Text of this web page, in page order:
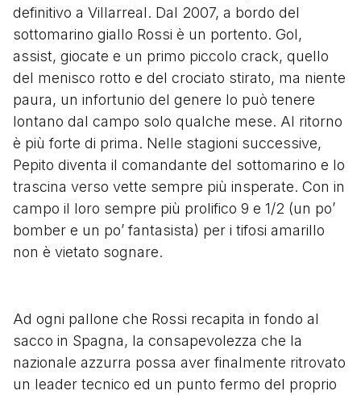
definitivo a Villarreal. Dal 2007, a bordo del
sottomarino giallo Rossi è un portento. Gol,
assist, giocate e un primo piccolo crack, quello
del menisco rotto e del crociato stirato, ma niente
paura, un infortunio del genere lo può tenere
lontano dal campo solo qualche mese. Al ritorno
è più forte di prima. Nelle stagioni successive,
Pepito diventa il comandante del sottomarino e lo
trascina verso vette sempre più insperate. Con in
campo il loro sempre più prolifico 9 e 1/2 (un po’
bomber e un po’ fantasista) per i tifosi amarillo
non è vietato sognare.
Ad ogni pallone che Rossi recapita in fondo al
sacco in Spagna, la consapevolezza che la
nazionale azzurra possa aver finalmente ritrovato
un leader tecnico ed un punto fermo del proprio